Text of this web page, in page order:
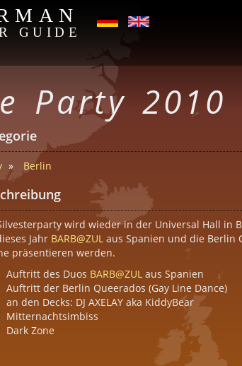
GUIDE
Party 2010
Berlin
wird wieder in der Universal Hall in
Jahr BARB@ZULaus Spanien und die Berlin
präsentieren werden.
Auftritt des Duos BARB@ZULaus Spanien
Auftritt der Berlin Queerados (Gay Line Dance)
an den Decks: DJ AXELAY aka KiddyBear
Mitternachtsimbiss
Dark Zone